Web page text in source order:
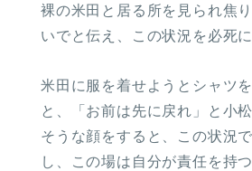
裸の米田と居る所を見られ焦
いでと伝え、この状況を必死
米田に服を着せようとシャツ
と、「お前は先に戻れ」と小
そうな顔をすると、この状況
し、この場は自分が責任を持つ